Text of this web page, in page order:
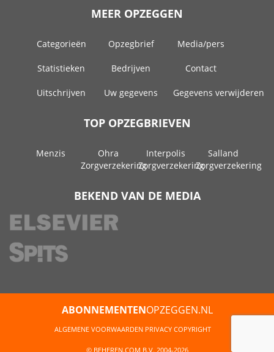
MEER OPZEGGEN
Categorieën Opzegbrief Media/pers
Statistieken Bedrijven Contact
Uitschrijven Uw gegevens Gegevens verwijderen
TOP OPZEGBRIEVEN
Menzis
Ohra
Zorgverzekering
Interpolis
Zorgverzekering
Salland
Zorgverzekering
BEKEND VAN DE MEDIA
ABONNEMENTENOPZEGGEN.NL
ALGEMENE VOORWAARDEN PRIVACY COPYRIGHT
© BEHEREN.COM B.V. 2004-2026